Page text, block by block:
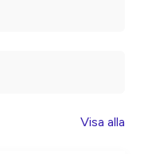
Visa alla